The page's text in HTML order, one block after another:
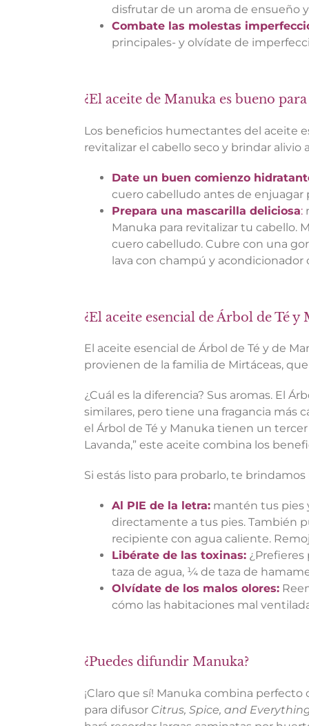
disfrutar de un aroma de ensueño
Combate las molestas
principales- y olvídate de
¿El aceite de Manuka es bueno
Los beneficios humectantes del aceite
revitalizar el cabello seco y brindar alivio
Date un buen comienzo
cuero cabelludo antes de
Prepara una mascarilla deliciosa:
Manuka para revitalizar tu cabello.
cuero cabelludo. Cubre con una
lava con champú y
¿El aceite esencial de Árbol de Té
El aceite esencial de Árbol de Té y de
provienen de la familia de Mirtáceas,
¿Cuál es la diferencia? Sus aromas. El
similares, pero tiene una fragancia más
el Árbol de Té y Manuka tienen un
Lavanda,” este aceite combina los
Si estás listo para probarlo, te brindamos
Al PIE de la letra: mantén tus pies
directamente a tus pies. También
recipiente con agua caliente.
Libérate de las toxinas:
taza de agua, ¼ de taza de
Olvídate de los malos olores:
cómo las habitaciones mal
¿Puedes difundir Manuka?
¡Claro que sí! Manuka combina
para difusor Citrus, Spice, and